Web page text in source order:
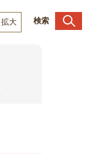
拡大 検索